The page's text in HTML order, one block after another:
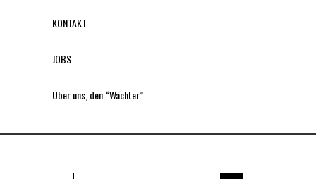
KONTAKT
JOBS
Über uns, den “Wächter”